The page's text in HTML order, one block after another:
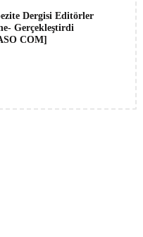
Dergisi Editörler
Gerçekleştirdi
COM]